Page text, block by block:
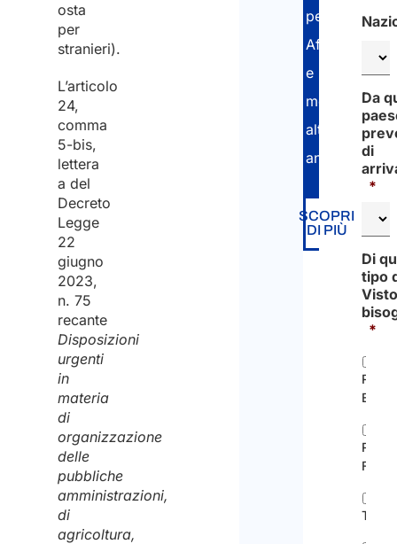
osta
per
stranieri).
L’articolo
24,
comma
5-bis,
lettera
a del
Decreto
Legge
22
giugno
2023,
n. 75
recante
Disposizioni
urgenti
in
materia
di
organizzazione
delle
pubbliche
amministrazioni,
di
agricoltura,
per
Affari
e
molto
altro
ancora!
SCOPRI
DI PIÙ
Da
di
*
Di
tipo
*